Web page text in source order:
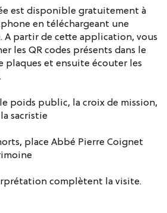
est disponible gratuitement à
en téléchargeant une
A partir de cette application, vous
les QR codes présents dans le
plaques et ensuite écouter les
poids public, la croix de mission,
sacristie
place Abbé Pierre Coignet
complètent la visite.